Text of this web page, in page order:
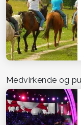
Medvirkende og